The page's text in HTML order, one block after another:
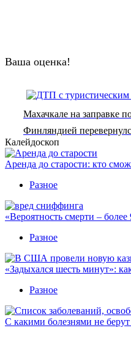
Ваша оценка!
Махачкале на заправке
Финляндией
Калейдоскоп
Аренда до старости: кто
Разное
«Вероятность смерти –
Разное
«Задыхался шесть минут»:
Разное
С какими болезнями не